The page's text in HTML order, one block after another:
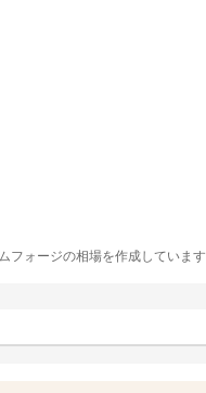
フォージの相場を作成しています